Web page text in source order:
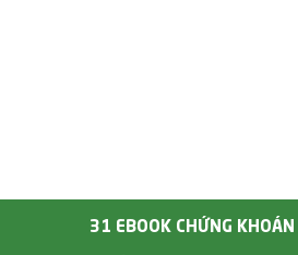
31 EBOOK CHỨNG KHOÁN